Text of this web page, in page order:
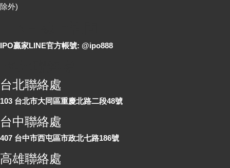
除外)
IPO贏家LINE官方帳號: @ipo888
台北聯絡處
103 台北市大同區重慶北路二段48號
台中聯絡處
407 台中市西屯區市政北七路186號
高雄聯絡處